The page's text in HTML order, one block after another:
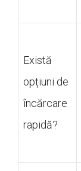
Există
opțiuni de
încărcare
rapidă?